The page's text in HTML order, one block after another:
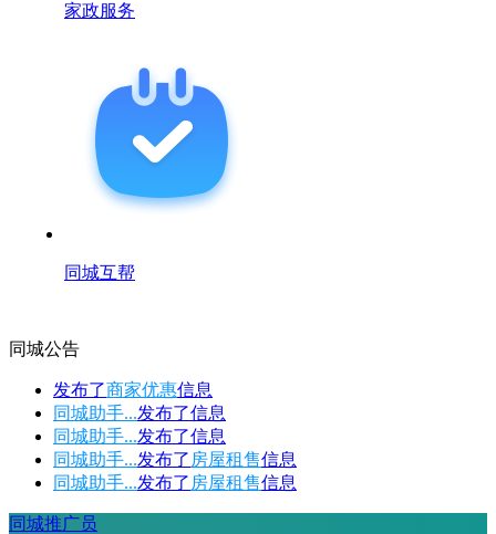
家政服务
同城互帮
同城公告
发布了商家优惠信息
同城助手...发布了信息
同城助手...发布了信息
同城助手...发布了 房屋租售信息
同城助手...发布了 房屋租售信息
同城推广员